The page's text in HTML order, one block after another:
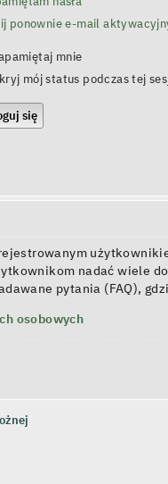
ponownie e-mail
mnie
mój status podczas tej
nadać wiele
pytania (FAQ),
osobowych